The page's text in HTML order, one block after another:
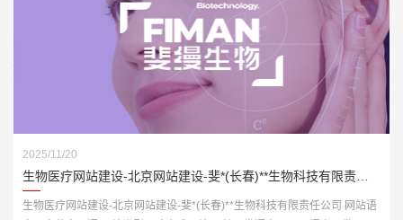
2025/11/20
生物医疗网站建设-北京网站建设-斐*(长春)**生物科技有限责任公司 网站语